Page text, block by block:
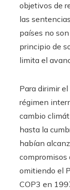
objetivos de
las
países no
principio de
limita el
Para dirimir
régimen
cambio
hasta la
habían
compromisos
omitiendo el
COP3 en